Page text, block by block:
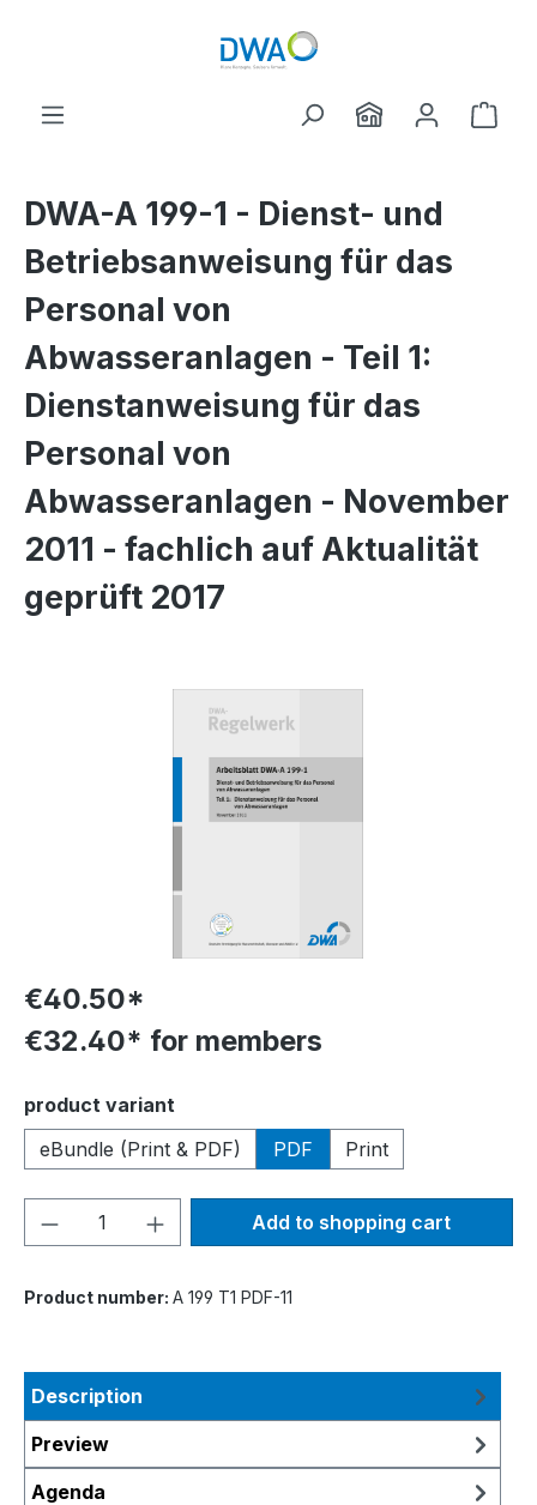
DWA-A 199-1 - Dienst- und
Betriebsanweisung für das
Personal von
Abwasseranlagen - Teil 1:
Dienstanweisung für das
Personal von
Abwasseranlagen - November
2011 - fachlich auf Aktualität
geprüft 2017
€40.50*
€32.40* for members
Select
product variant
eBundle (Print & PDF)
PDF Print
Product Quantity: Enter the desired
Add to shopping cart
Product number: A 199 T1 PDF-11
Description
Preview
Agenda